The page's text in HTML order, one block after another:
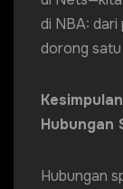
di NBA:
dorong satu
Hubungan
Hubungan